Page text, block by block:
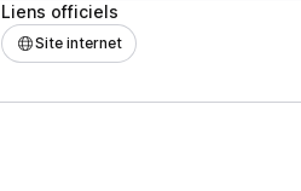
Liens officiels
Site internet
41,38 %